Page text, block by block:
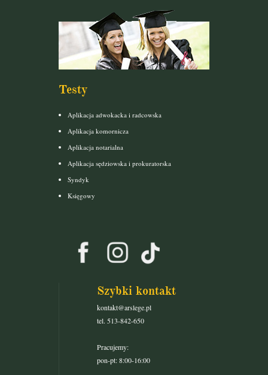
Testy
Aplikacja adwokacka i radcowska
Aplikacja komornicza
Aplikacja notarialna
Aplikacja sędziowska i prokuratorska
Syndyk
Księgowy
Szybki kontakt
kontakt@arslege.pl
tel. 513-842-650
Pracujemy:
pon-pt: 8:00-16:00